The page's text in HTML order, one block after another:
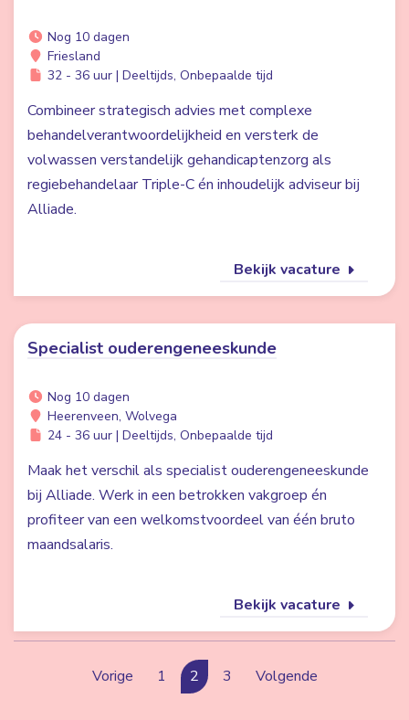
Nog 10 dagen
Friesland
32 - 36 uur | Deeltijds, Onbepaalde tijd
Combineer strategisch advies met complexe
behandelverantwoordelijkheid en versterk de
volwassen verstandelijk gehandicaptenzorg als
regiebehandelaar Triple-C én inhoudelijk adviseur bij
Alliade.
Bekijk vacature
Specialist ouderengeneeskunde
Nog 10 dagen
Heerenveen, Wolvega
24 - 36 uur | Deeltijds, Onbepaalde tijd
Maak het verschil als specialist ouderengeneeskunde
bij Alliade. Werk in een betrokken vakgroep én
profiteer van een welkomstvoordeel van één bruto
maandsalaris.
Bekijk vacature
Vorige 1 2 3 Volgende